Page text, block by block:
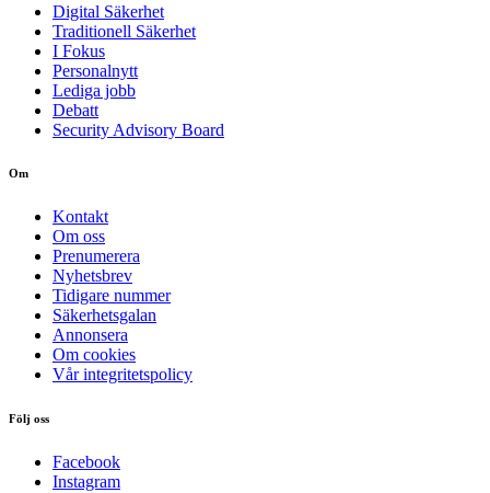
Digital Säkerhet
Traditionell Säkerhet
I Fokus
Personalnytt
Lediga jobb
Debatt
Security Advisory Board
Om
Kontakt
Om oss
Prenumerera
Nyhetsbrev
Tidigare nummer
Säkerhetsgalan
Annonsera
Om cookies
Vår integritetspolicy
Följ oss
Facebook
Instagram